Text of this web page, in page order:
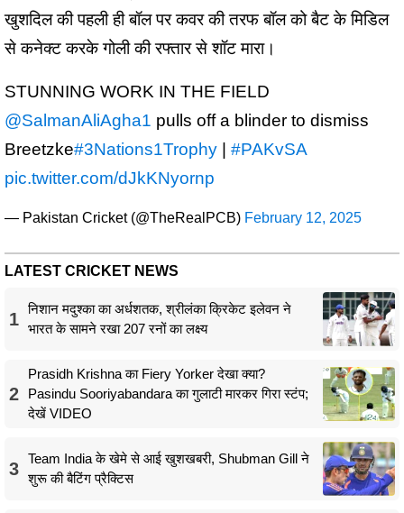
खुशदिल की पहली ही बॉल पर कवर की तरफ बॉल को बैट के मिडिल
से कनेक्ट करके गोली की रफ्तार से शॉट मारा।
STUNNING WORK IN THE FIELD
@SalmanAliAgha1 pulls off a blinder to dismiss
Breetzke#3Nations1Trophy | #PAKvSA
pic.twitter.com/dJkKNyornp
— Pakistan Cricket (@TheRealPCB) February 12, 2025
LATEST CRICKET NEWS
1
निशान मदुश्का का अर्धशतक, श्रीलंका क्रिकेट इलेवन ने
भारत के सामने रखा 207 रनों का लक्ष्य
2
Prasidh Krishna का Fiery Yorker देखा क्या?
Pasindu Sooriyabandara का गुलाटी मारकर गिरा स्टंप;
देखें VIDEO
3
Team India के खेमे से आई खुशखबरी, Shubman Gill ने
शुरू की बैटिंग प्रैक्टिस